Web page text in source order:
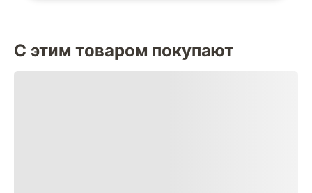
С этим товаром покупают